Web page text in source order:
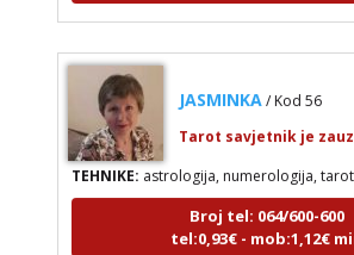
TEHNIKE:astrologija, numerologija, tarot
Broj tel: 064/600-600
tel:0,93€ - mob:1,12€ min